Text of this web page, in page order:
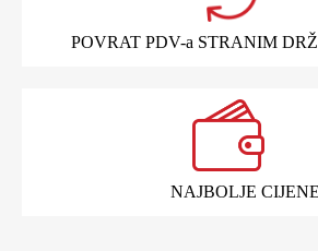
POVRAT PDV-a STRANIM
NAJBOLJE CIJENE